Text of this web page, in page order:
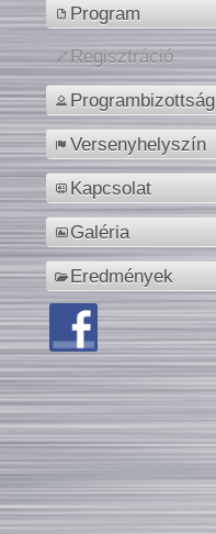
Program
Regisztráció
Programbizottság
Versenyhelyszín
Kapcsolat
Galéria
Eredmények